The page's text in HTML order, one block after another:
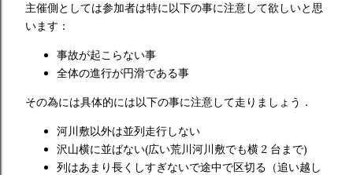
主催側としては参加者は特に以下の事に注意して欲しいと思
います：
事故が起こらない事
全体の進行が円滑である事
その為には具体的には以下の事に注意して走りましょう．
河川敷以外は並列走行しない
沢山横に並ばない(広い荒川河川敷でも横 2 台まで)
列はあまり長くしすぎないで途中で区切る（追い越し